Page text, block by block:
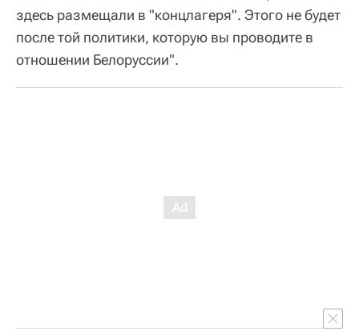
здесь размещали в "концлагеря". Этого не будет
после той политики, которую вы проводите в
отношении Белоруссии".